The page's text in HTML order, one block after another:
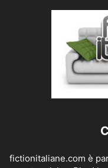
fictionitaliane.com è